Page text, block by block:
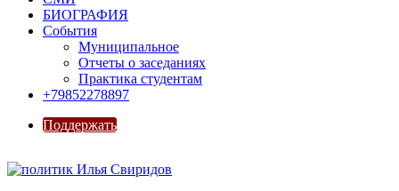
БИОГРАФИЯ
События
Муниципальное
Отчеты о заседаниях
Практика студентам
+79852278897
Поддержать